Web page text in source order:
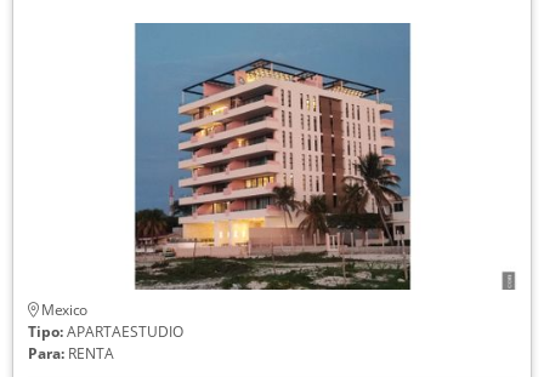
Mexico
Tipo:APARTAESTUDIO
Para:RENTA